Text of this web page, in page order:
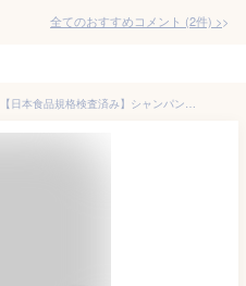
全てのおすすめコメント (2件) >
Desirable ワイングラス 使い捨て 【日本食品規格検査済み】シャンパングラス プラスチック 硬質プラスチック 白ワイン 赤ワイングラス ステムウェア ワイングラス パーティー ホリデー イベント用品